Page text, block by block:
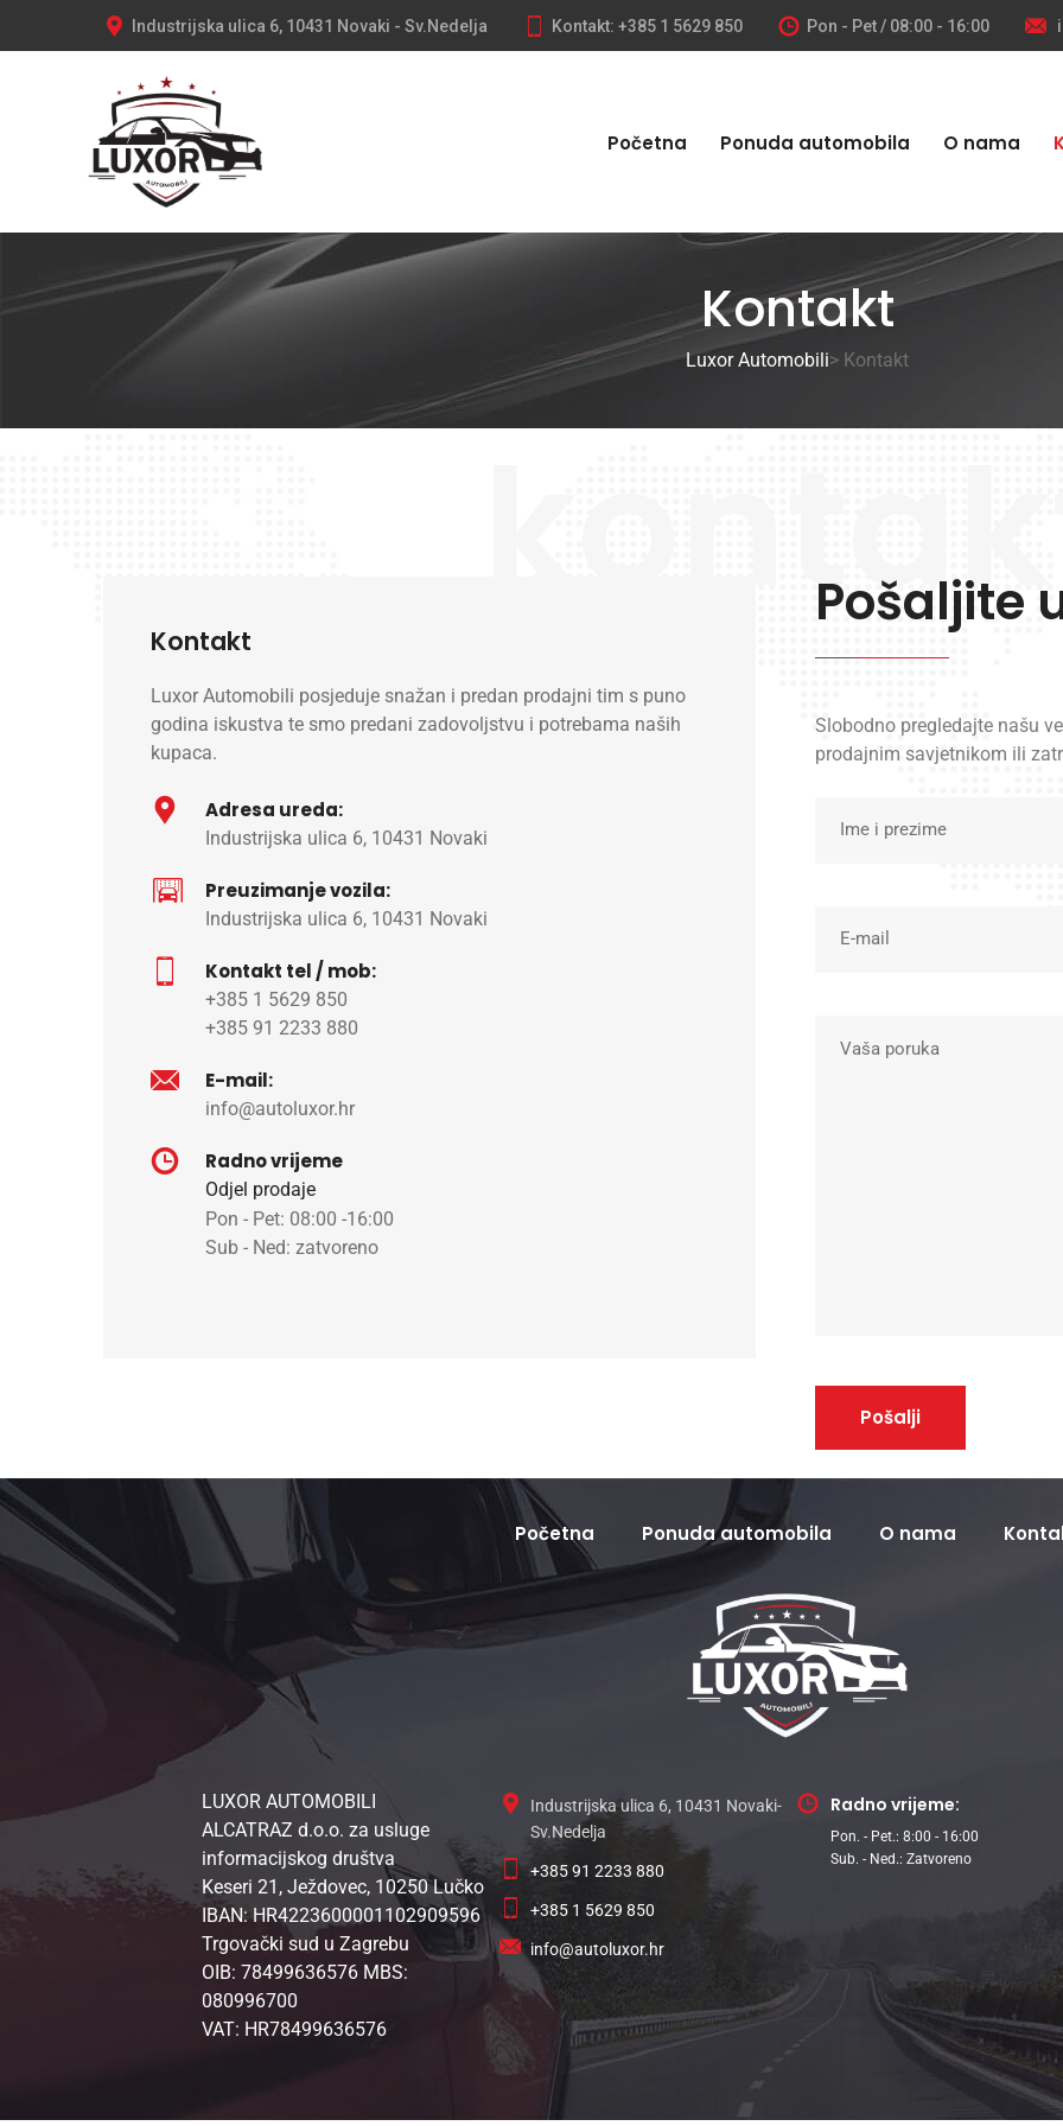
Industrijska ulica 6, 10431 Novaki - Sv.Nedelja Kontakt: +385 1 5629 850 Pon - Pet / 08:00 - 16:00
Početna Ponuda automobila O nama
Kontakt
Luxor Automobili> Kontakt
Kontakt
Luxor Automobili posjeduje snažan i predan prodajni tim s puno
godina iskustva te smo predani zadovoljstvu i potrebama naših
kupaca.
Adresa ureda:
Industrijska ulica 6, 10431 Novaki
Preuzimanje vozila:
Industrijska ulica 6, 10431 Novaki
Kontakt tel / mob:
+385 1 5629 850
+385 91 2233 880
E-mail:
info@autoluxor.hr
Radno vrijeme
Odjel prodaje
Pon - Pet: 08:00 -16:00
Sub - Ned: zatvoreno
Pošaljite
Slobodno pregledajte našu
prodajnim savjetnikom ili
Početna Ponuda automobila O nama
LUXOR AUTOMOBILI
ALCATRAZ d.o.o. za usluge
informacijskog društva
Keseri 21, Ježdovec, 10250 Lučko
IBAN: HR4223600001102909596
Trgovački sud u Zagrebu
OIB: 78499636576 MBS:
080996700
VAT: HR78499636576
Industrijska ulica 6, 10431 Novaki-
Sv.Nedelja
+385 91 2233 880
+385 1 5629 850
info@autoluxor.hr
Radno vrijeme:
Pon. - Pet.: 8:00 - 16:00
Sub. - Ned.: Zatvoreno